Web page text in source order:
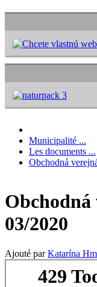
Municipalité ...
Les documents ...
Obchodná
Obchodná
03/2020
Ajouté parKatarína